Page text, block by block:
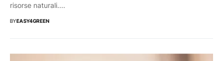
risorse naturali....
BYEASY4GREEN